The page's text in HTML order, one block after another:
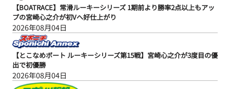
【BOATRACE】常滑ルーキーシリーズ 1期前より勝率2点以上もアッ
プの宮崎心之介が初Vへ好仕上がり
2026年08月04日
【とこなめボート ルーキーシリーズ第15戦】宮崎心之介が3度目の優
出で初優勝
2026年08月04日